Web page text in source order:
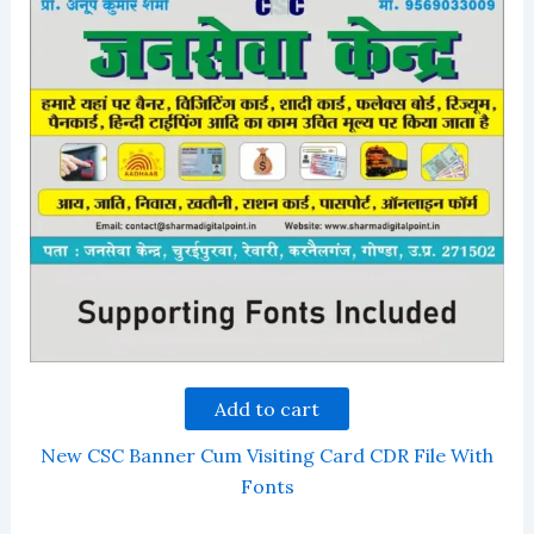
Add to cart
New CSC Banner Cum Visiting Card CDR File With
Fonts